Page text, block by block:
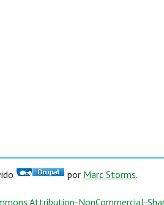
por Marc Storms.
Attribution-NonCommercial-